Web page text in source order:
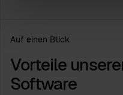
Auf einen Blick
Vorteile
Software